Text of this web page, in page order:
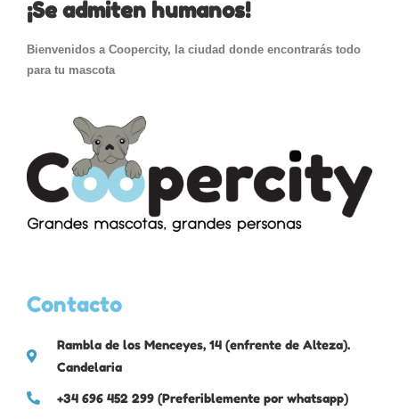
¡Se admiten humanos!
Bienvenidos a Coopercity, la ciudad donde encontrarás todo
para tu mascota
Contacto
Rambla de los Menceyes, 14 (enfrente de Alteza).
Candelaria
+34 696 452 299 (Preferiblemente por whatsapp)